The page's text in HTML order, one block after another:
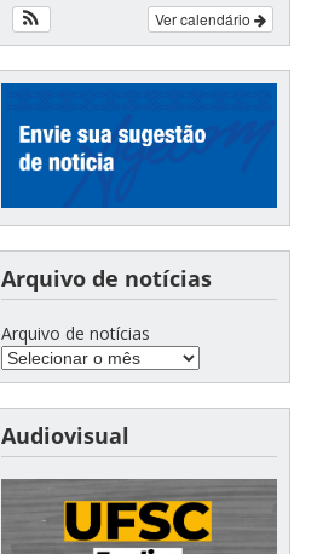
Ver calendário
Arquivo de notícias
Arquivo de notícias
Audiovisual